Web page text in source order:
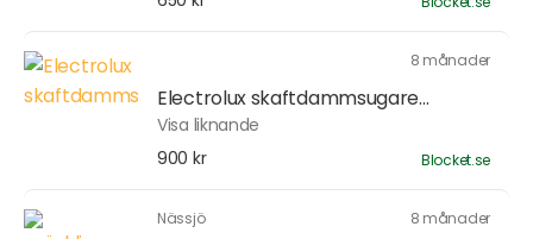
8 månader
Electrolux skaftdammsugare...
Visa liknande
900 kr
Blocket.se
Nässjö 8 månader